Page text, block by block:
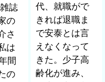
誌
の
さ
は
間
の
代、就職がで
きれば退職ま
で安泰とは言
えなくなって
きた。少子高
齢化が進み、